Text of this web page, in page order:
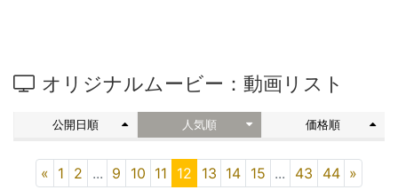
オリジナルムービー：動画リスト
公開日順 人気順 価格順
« 1 2 ... 9 10 11 12 13 14 15 ... 43 44 »